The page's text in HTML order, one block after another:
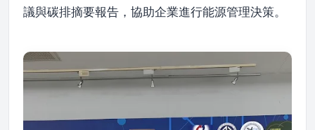
議與碳排摘要報告，協助企業進行能源管理決策。